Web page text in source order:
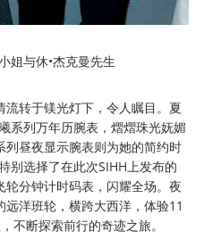
姐与休•杰克曼先生
转于镁光灯下，令人瞩目。夏
系列万年历腕表，熠熠珠光妩媚
昼夜显示腕表则为她的简约时
别选择了在此次SIHH上发布的
分钟计时码表，闪耀全场。夜
洋班轮，横跨大西洋，体验11
不断探索前行的奇迹之旅。